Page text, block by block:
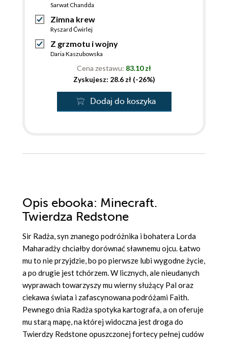
Sarwat Chandda
Zimna krew
Ryszard Ćwirlej
Z grzmotu i wojny
Daria Kaszubowska
Cena zestawu: 83.10 zł
Zyskujesz: 28.6 zł (-26%)
Dodaj do koszyka
Opis ebooka: Minecraft.
Twierdza Redstone
Sir Radża, syn znanego podróżnika i bohatera Lorda
Maharadży chciałby dorównać sławnemu ojcu. Łatwo
mu to nie przyjdzie, bo po pierwsze lubi wygodne życie,
a po drugie jest tchórzem. W licznych, ale nieudanych
wyprawach towarzyszy mu wierny służący Pal oraz
ciekawa świata i zafascynowana podróżami Faith.
Pewnego dnia Radża spotyka kartografa, a on oferuje
mu starą mapę, na której widoczna jest droga do
Twierdzy Redstone opuszczonej fortecy pełnej cudów